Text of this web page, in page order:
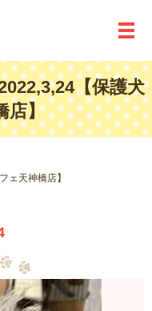
メ
【保護犬
店】
ェ天神橋店】